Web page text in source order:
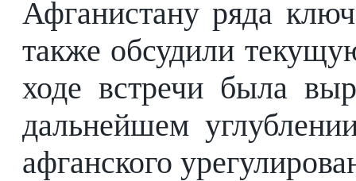
Афганистану ряда
также обсудили
ходе встречи была
дальнейшем
афганского